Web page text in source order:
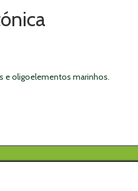
e oligoelementos marinhos.